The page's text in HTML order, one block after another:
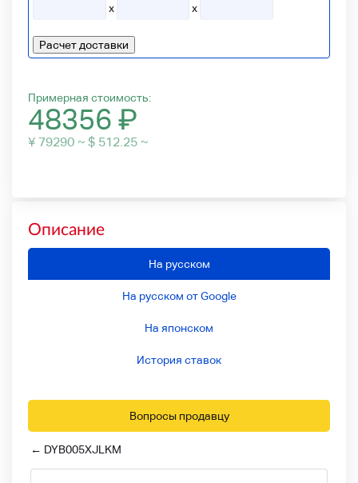
x
x
Расчет доставки
Примерная стоимость:
48356 ₽
¥ 79290 ~ $ 512.25 ~
Описание
На русском
На русском от Google
На японском
История ставок
Вопросы продавцу
← DYB005XJLKM